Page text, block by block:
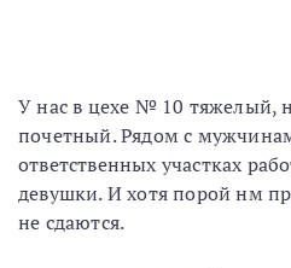
У нас в цехе № 10 тяжелый,
почетный. Рядом с
ответственных участках
девушки. И хотя порой нм
не сдаются.